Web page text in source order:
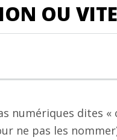
OU
numériques dites
ne pas les